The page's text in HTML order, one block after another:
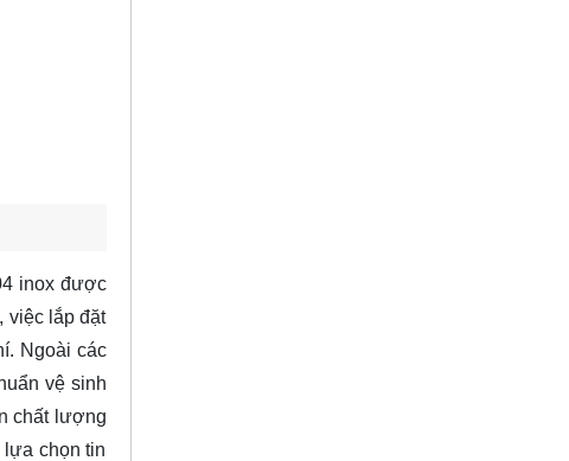
inox được
việc lắp đặt
Ngoài các
vệ sinh
chất lượng
chọn tin